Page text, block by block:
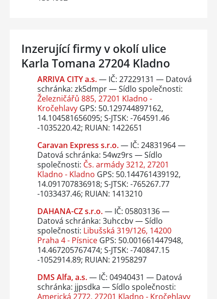
Inzerující firmy v okolí ulice
Karla Tomana 27204 Kladno
ARRIVA CITY a.s.— IČ: 27229131 — Datová
schránka: zk5dmpr — Sídlo společnosti:
Železničářů 885, 27201 Kladno -
KročehlavyGPS: 50.129744897162,
14.104581656095; S-JTSK: -764591.46
-1035220.42; RUIAN: 1422651
Caravan Express s.r.o.— IČ: 24831964 —
Datová schránka: 54wz9rs — Sídlo
společnosti: Čs. armády 3212, 27201
Kladno - Kladno GPS: 50.144761439192,
14.091707836918; S-JTSK: -765267.77
-1033437.46; RUIAN: 1413210
DAHANA-CZ s.r.o.— IČ: 05803136 —
Datová schránka: 3uhccbv — Sídlo
společnosti: Libušská 319/126, 14200
Praha 4 - PísniceGPS: 50.001661447948,
14.467205767474; S-JTSK: -740847.15
-1052914.89; RUIAN: 21958297
DMS Alfa, a.s.— IČ: 04940431 — Datová
schránka: jjpsdka — Sídlo společnosti:
Americká 2772, 27201 Kladno - Kročehlavy